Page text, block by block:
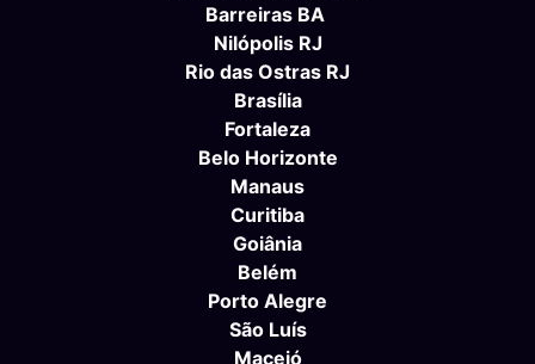
Barreiras BA
Nilópolis RJ
Rio das Ostras RJ
Brasília
Fortaleza
Belo Horizonte
Manaus
Curitiba
Goiânia
Belém
Porto Alegre
São Luís
Maceió